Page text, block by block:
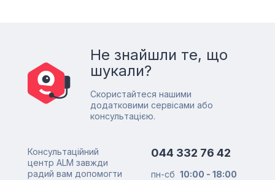
Не знайшли те, що
шукали?
Скористайтеся нашими
додатковими сервісами або
консультацією.
Консультаційний
центр ALM завжди
радий вам допомогти
044 332 76 42
пн-сб 10:00 - 18:00